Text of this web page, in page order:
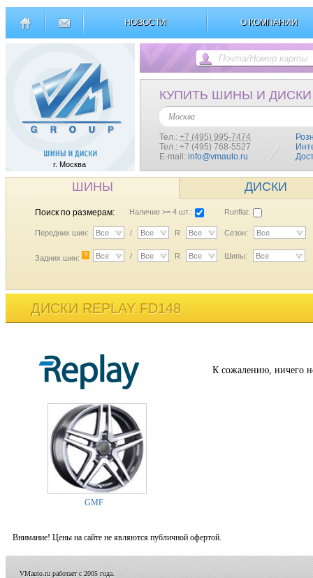
НОВОСТИ О КОМПАНИИ
г. Москва
КУПИТЬ ШИНЫ И ДИСКИ
Москва
Тел.: +7 (495) 995-7474
Тел.: +7 (495) 768-5527
E-mail: info@vmauto.ru
ШИНЫ ДИСКИ
Поиск по размерам: Наличие >= 4 шт.: Runflat:
Передних шин: Все / Все R Все Сезон: Все
Задних шин: ? Все / Все R Все Шипы: Все
ДИСКИ REPLAY FD148
GMF
К сожалению, ничего
Внимание! Цены на сайте не являются публичной офертой.
VMauto.ru работает с 2005 года.